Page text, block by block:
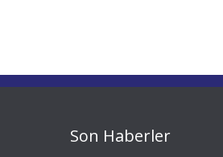
Son Haberler